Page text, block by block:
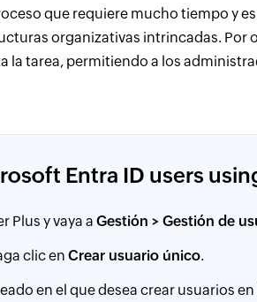
que requiere mucho tiempo y
organizativas intrincadas. Por
la tarea, permitiendo a los
Entra ID users
Plus y vaya a Gestión > Gestión de
clic en Crear usuario único.
en el que desea crear usuarios